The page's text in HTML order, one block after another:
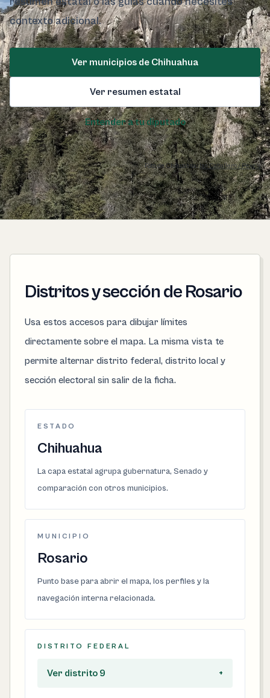
contexto adicional.
Ver municipios de Chihuahua
Ver resumen estatal
Entender a tu diputado
Foto de Chihuahua:Ian Caballero / Pexels
Distritos y sección de Rosario
Usa estos accesos para dibujar límites
directamente sobre el mapa. La misma vista te
permite alternar distrito federal, distrito local y
sección electoral sin salir de la ficha.
ESTADO
Chihuahua
La capa estatal agrupa gubernatura, Senado y
comparación con otros municipios.
MUNICIPIO
Rosario
Punto base para abrir el mapa, los perfiles y la
navegación interna relacionada.
DISTRITO FEDERAL
Ver distrito 9 +